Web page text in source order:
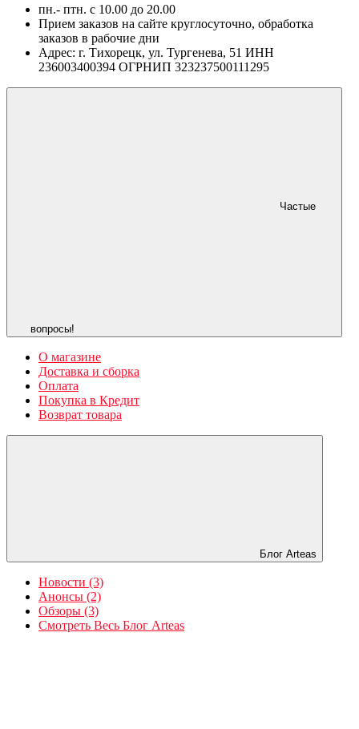
пн.- птн. c 10.00 до 20.00
Прием заказов на сайте круглосуточно, обработка
заказов в рабочие дни
Адрес: г. Тихорецк, ул. Тургенева, 51 ИНН
236003400394 ОГРНИП 323237500111295
Частые
вопросы!
О магазине
Доставка и сборка
Оплата
Покупка в Кредит
Возврат товара
Блог Arteas
Новости (3)
Анонсы (2)
Обзоры (3)
Смотреть Весь Блог Arteas